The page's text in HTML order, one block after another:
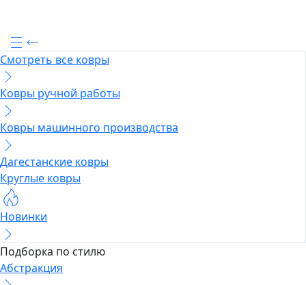
Смотреть все ковры
Ковры ручной работы
Ковры машинного производства
Дагестанские ковры
Круглые ковры
Новинки
Подборка по стилю
Абстракция